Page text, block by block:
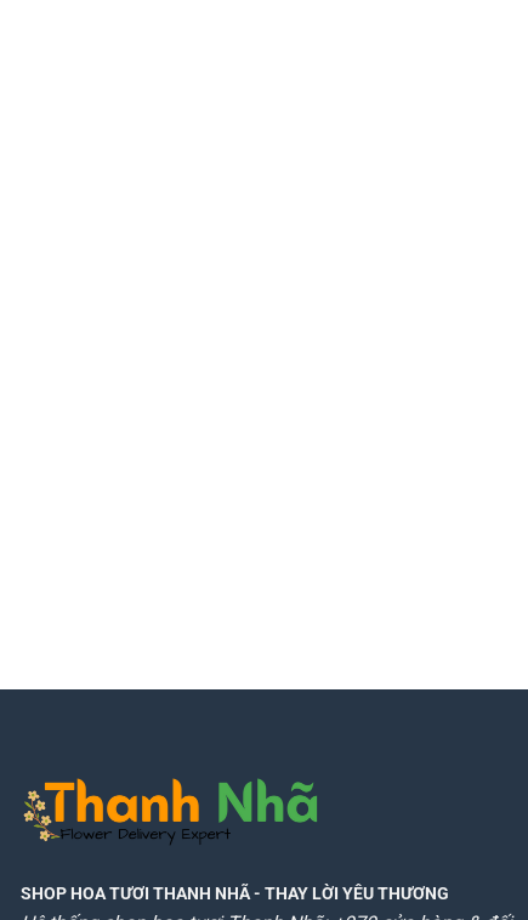
SHOP HOA TƯƠI THANH NHÃ- THAY LỜI YÊU THƯƠNG